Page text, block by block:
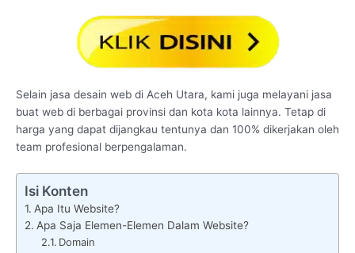
Selain jasa desain web di Aceh Utara, kami juga melayani jasa
buat web di berbagai provinsi dan kota kota lainnya. Tetap di
harga yang dapat dijangkau tentunya dan 100% dikerjakan oleh
team profesional berpengalaman.
Isi Konten
Apa Itu Website?
Apa Saja Elemen-Elemen Dalam Website?
Domain